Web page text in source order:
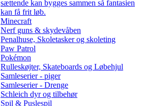
sættende kan bygges sammen så fantasien
kan få frit løb.
Minecraft
Nerf guns & skydevåben
Penalhuse, Skoletasker og skoleting
Paw Patrol
Pokémon
Rulleskøjter, Skateboards og Løbehjul
Samleserier - piger
Samleserier - Drenge
Schleich dyr og tilbehør
Spil & Puslespil